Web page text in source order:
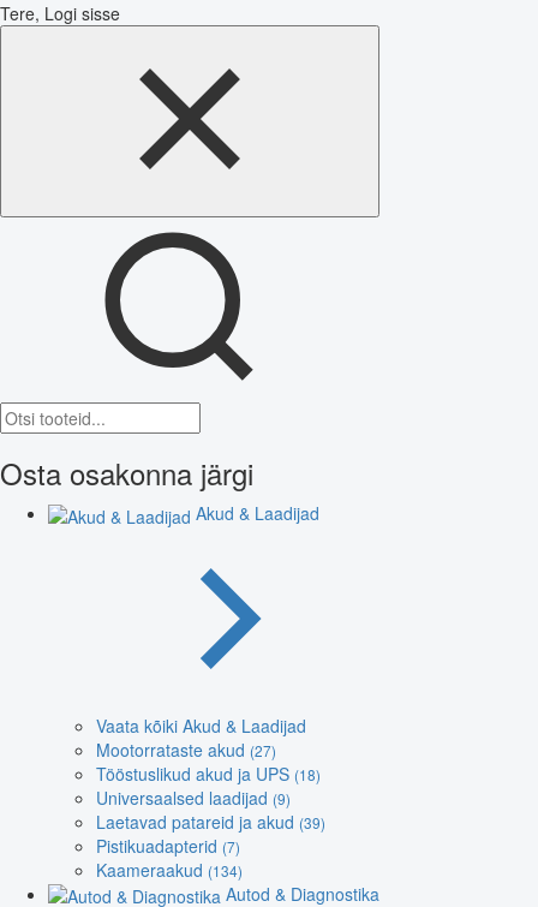
Tere, Logi sisse
Osta osakonna järgi
Akud & Laadijad
Vaata kõiki Akud & Laadijad
Mootorrataste akud (27)
Tööstuslikud akud ja UPS (18)
Universaalsed laadijad (9)
Laetavad patareid ja akud (39)
Pistikuadapterid (7)
Kaameraakud (134)
Autod & Diagnostika